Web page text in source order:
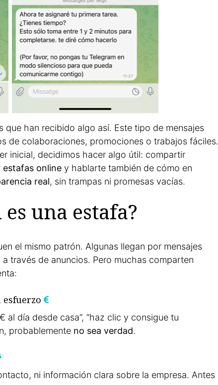
que han recibido algo así. Este tipo de mensajes
de colaboraciones, promociones o trabajos fáciles.
inicial, decidimos hacer algo útil: compartir
online y hablarte también de cómo en
real, sin trampas ni promesas vacías.
una estafa?
el mismo patrón. Algunas llegan por mensajes
través de anuncios. Pero muchas comparten
al día desde casa”, “haz clic y consigue tu
probablemente no sea verdad.
ni información clara sobre la empresa. Antes